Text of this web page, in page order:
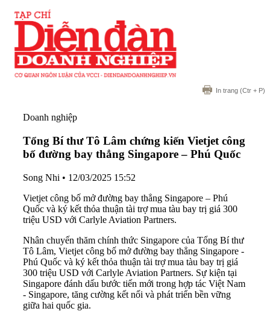
In trang (Ctr + P)
Doanh nghiệp
Tổng Bí thư Tô Lâm chứng kiến Vietjet công
bố đường bay thẳng Singapore – Phú Quốc
Song Nhi • 12/03/2025 15:52
Vietjet công bố mở đường bay thẳng Singapore – Phú
Quốc và ký kết thỏa thuận tài trợ mua tàu bay trị giá 300
triệu USD với Carlyle Aviation Partners.
Nhân chuyến thăm chính thức Singapore của Tổng Bí thư
Tô Lâm, Vietjet công bố mở đường bay thẳng Singapore -
Phú Quốc và ký kết thỏa thuận tài trợ mua tàu bay trị giá
300 triệu USD với Carlyle Aviation Partners. Sự kiện tại
Singapore đánh dấu bước tiến mới trong hợp tác Việt Nam
- Singapore, tăng cường kết nối và phát triển bền vững
giữa hai quốc gia.